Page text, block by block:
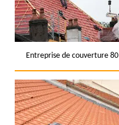
Entreprise de couverture 80